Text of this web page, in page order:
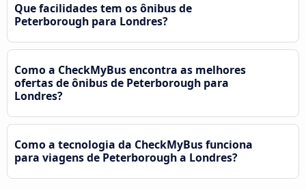
Que facilidades tem os ônibus de
Peterborough para Londres?
Como a CheckMyBus encontra as melhores
ofertas de ônibus de Peterborough para
Londres?
Como a tecnologia da CheckMyBus funciona
para viagens de Peterborough a Londres?